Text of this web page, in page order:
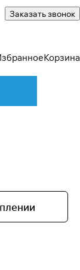
Заказать звонок
Корзина